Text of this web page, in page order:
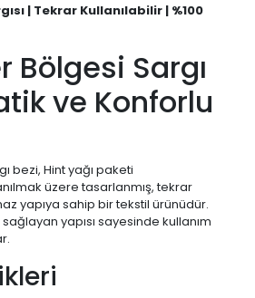
| Tekrar Kullanılabilir | %100
Bölgesi Sargı
ve Konforlu
bezi, Hint yağı paketi
üzere tasarlanmış, tekrar
yapıya sahip bir tekstil ürünüdür.
yapısı sayesinde kullanım